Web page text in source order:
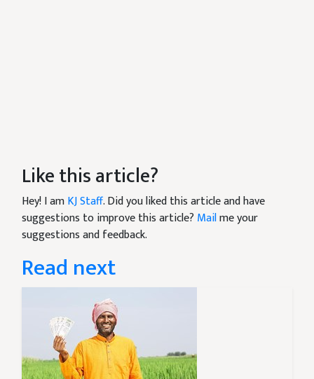
Like this article?
Hey! I amKJ Staff. Did you liked this article and have
suggestions to improve this article? Mailme your
suggestions and feedback.
Read next